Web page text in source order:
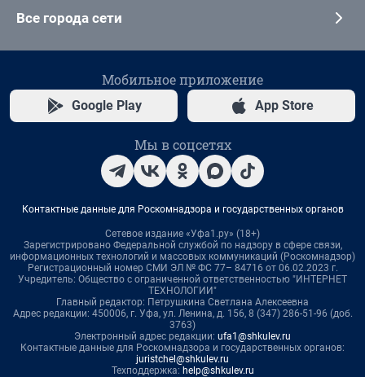
Все города сети
Мобильное приложение
Google Play App Store
Мы в соцсетях
Контактные данные для Роскомнадзора и государственных органов
Сетевое издание «Уфа1.ру» (18+)
Зарегистрировано Федеральной службой по надзору в сфере связи,
информационных технологий и массовых коммуникаций (Роскомнадзор)
Регистрационный номер СМИ ЭЛ № ФС 77– 84716 от 06.02.2023 г.
Учредитель: Общество с ограниченной ответственностью "ИНТЕРНЕТ
ТЕХНОЛОГИИ"
Главный редактор: Петрушкина Светлана Алексеевна
Адрес редакции: 450006, г. Уфа, ул. Ленина, д. 156, 8 (347) 286-51-96 (доб.
3763)
Электронный адрес редакции: ufa1@shkulev.ru
Контактные данные для Роскомнадзора и государственных органов:
juristchel@shkulev.ru
Техподдержка: help@shkulev.ru